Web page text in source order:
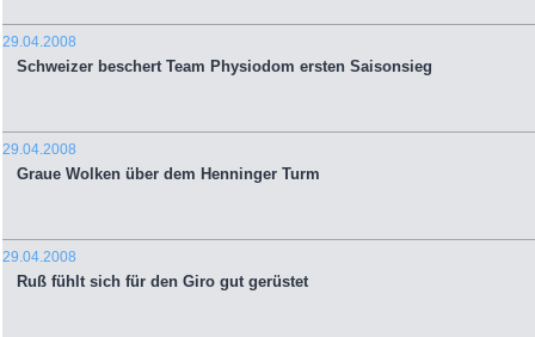
29.04.2008
Schweizer beschert Team Physiodom ersten Saisonsieg
29.04.2008
Graue Wolken über dem Henninger Turm
29.04.2008
Ruß fühlt sich für den Giro gut gerüstet